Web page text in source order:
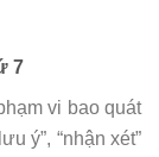
7
vi bao quát
ý”, “nhận xét”